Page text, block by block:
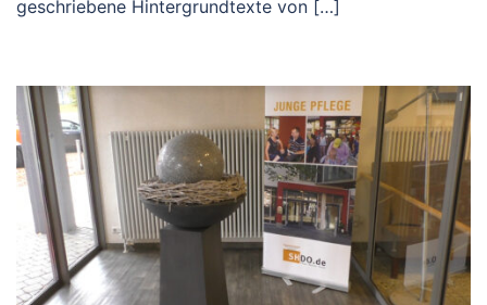
geschriebene Hintergrundtexte von […]